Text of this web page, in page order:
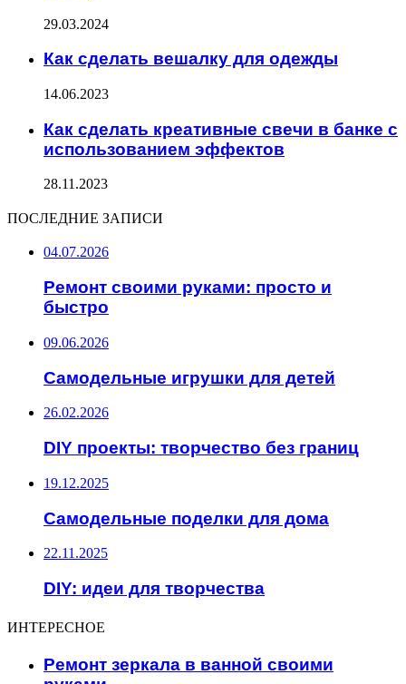
29.03.2024
Как сделать вешалку для одежды
14.06.2023
Как сделать креативные свечи в банке с
использованием эффектов
28.11.2023
ПОСЛЕДНИЕ ЗАПИСИ
04.07.2026
Ремонт своими руками: просто и
быстро
09.06.2026
Самодельные игрушки для детей
26.02.2026
DIY проекты: творчество без границ
19.12.2025
Самодельные поделки для дома
22.11.2025
DIY: идеи для творчества
ИНТЕРЕСНОЕ
Ремонт зеркала в ванной своими